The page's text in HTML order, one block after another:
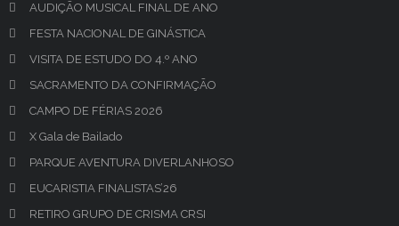
AUDIÇÃO MUSICAL FINAL DE ANO
FESTA NACIONAL DE GINÁSTICA
VISITA DE ESTUDO DO 4.º ANO
SACRAMENTO DA CONFIRMAÇÃO
CAMPO DE FÉRIAS 2026
X Gala de Bailado
PARQUE AVENTURA DIVERLANHOSO
EUCARISTIA FINALISTAS’26
RETIRO GRUPO DE CRISMA CRSI